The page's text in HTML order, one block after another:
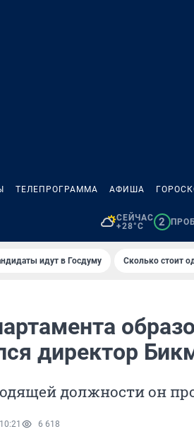
ТЕЛЕПРОГРАММА АФИША
СЕЙЧАС
+28°C
2
идут в Госдуму Сколько стоит
директор
должности он
6 618